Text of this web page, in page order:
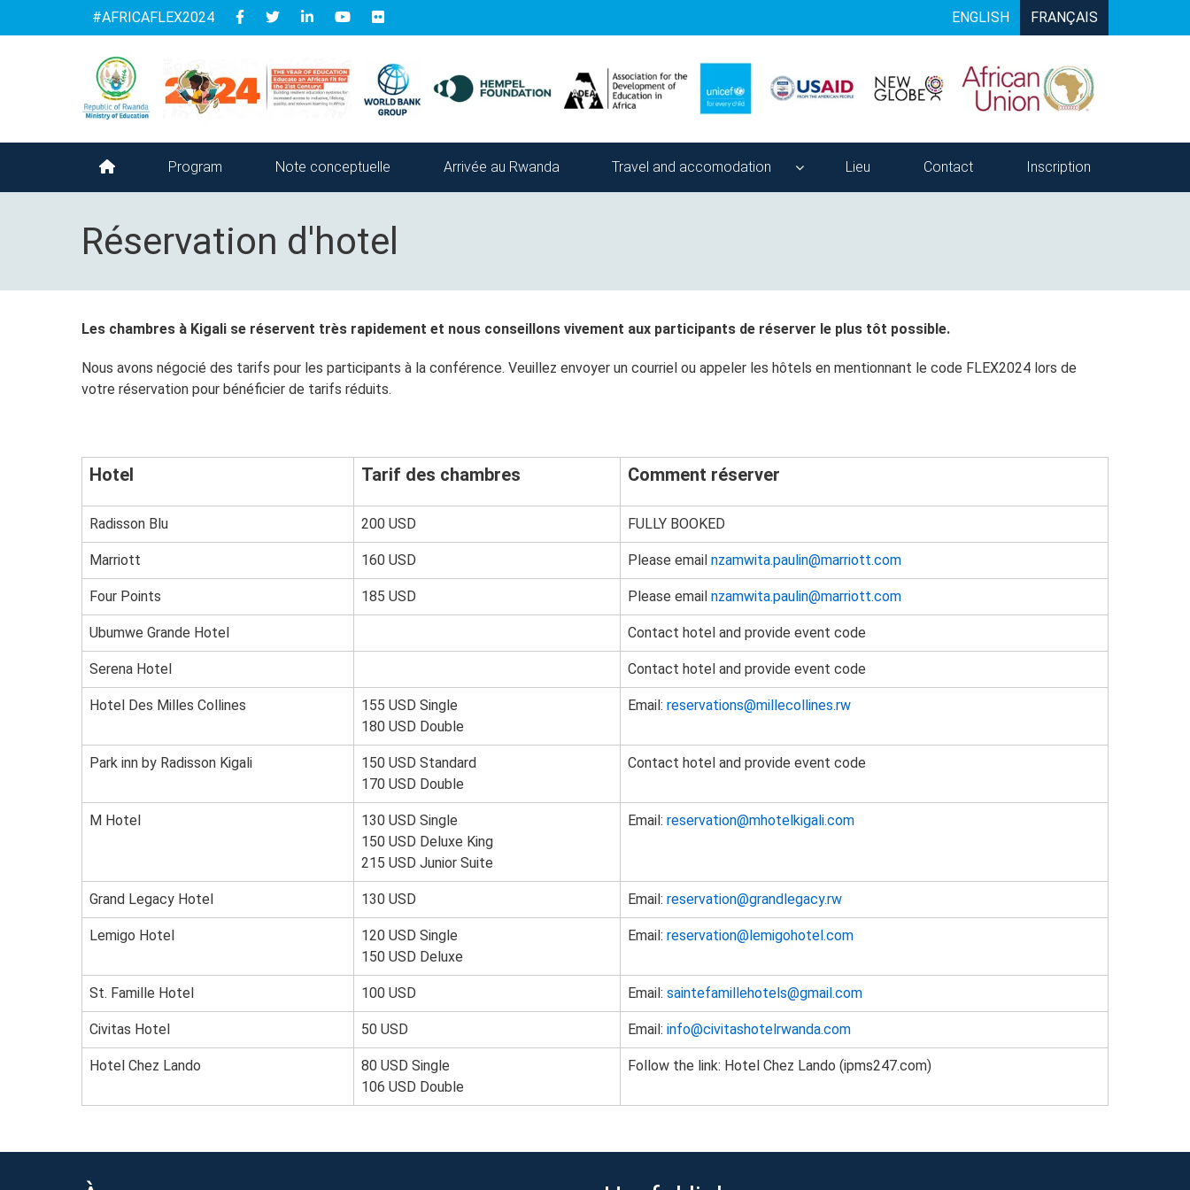
ENGLISH FRANÇAIS
Follow
us
#AFRICAFLEX2024
Program Note conceptuelle Arrivée au Rwanda Travel and accomodation Lieu Contact Inscription
Réservation d'hotel
Les chambres à Kigali se réservent très rapidement et nous conseillons vivement aux participants de réserver le plus tôt possible.
Nous avons négocié des tarifs pour les participants à la conférence. Veuillez envoyer un courriel ou appeler les hôtels en mentionnant le code FLEX2024 lors de
votre réservation pour bénéficier de tarifs réduits.
Hotel Tarif des chambres Comment réserver
Radisson Blu 200 USD FULLY BOOKED
Marriott 160 USD Please email nzamwita.paulin@marriott.com
Four Points 185 USD Please email nzamwita.paulin@marriott.com
Ubumwe Grande Hotel Contact hotel and provide event code
Serena Hotel Contact hotel and provide event code
Hotel Des Milles Collines
155 USD Single
180 USD Double
Email: reservations@millecollines.rw
Park inn by Radisson Kigali
150 USD Standard
170 USD Double
Contact hotel and provide event code
M Hotel
130 USD Single
150 USD Deluxe King
215 USD Junior Suite
Email: reservation@mhotelkigali.com
Grand Legacy Hotel 130 USD Email: reservation@grandlegacy.rw
Lemigo Hotel
120 USD Single
150 USD Deluxe
Email: reservation@lemigohotel.com
St. Famille Hotel 100 USD Email: saintefamillehotels@gmail.com
Civitas Hotel 50 USD Email: info@civitashotelrwanda.com
Hotel Chez Lando
80 USD Single
106 USD Double
Follow the link: Hotel Chez Lando (ipms247.com)